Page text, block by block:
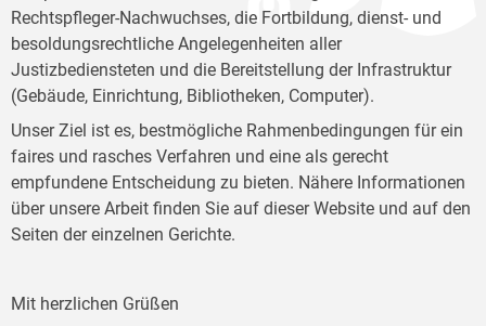
Rechtspfleger-Nachwuchses, die Fortbildung, dienst- und
besoldungsrechtliche Angelegenheiten aller
Justizbediensteten und die Bereitstellung der Infrastruktur
(Gebäude, Einrichtung, Bibliotheken, Computer).
Unser Ziel ist es, bestmögliche Rahmenbedingungen für ein
faires und rasches Verfahren und eine als gerecht
empfundene Entscheidung zu bieten. Nähere Informationen
über unsere Arbeit finden Sie auf dieser Website und auf den
Seiten der einzelnen Gerichte.
Mit herzlichen Grüßen